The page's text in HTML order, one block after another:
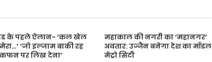
के पहले ऐलान- ‘कल खेल
‘जो इल्जाम बाकी रह
पर लिख देना’
महाकाल की नगरी का ‘महानगर’
अवतार: उज्जैन बनेगा देश का मॉडल
मेट्रो सिटी